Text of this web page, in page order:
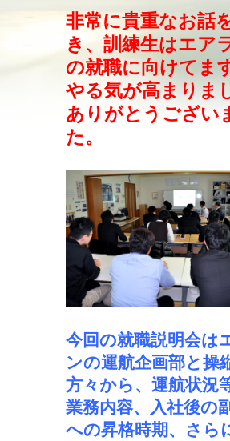
非常に貴重なお話
き、訓練生はエア
の就職に向けてま
やる気が高まりま
ありがとうござい
た。
今回の就職説明会は
ンの運航企画部と操
方々から、運航状況
業務内容、入社後の
への昇格時期、さら